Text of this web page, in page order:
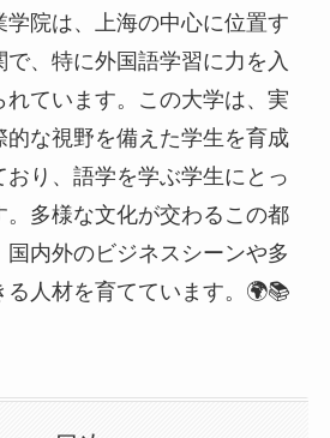
。多様な文化が交わるこの都
内外のビジネスシーンや多
る人材を育てています。🌍📚
目次